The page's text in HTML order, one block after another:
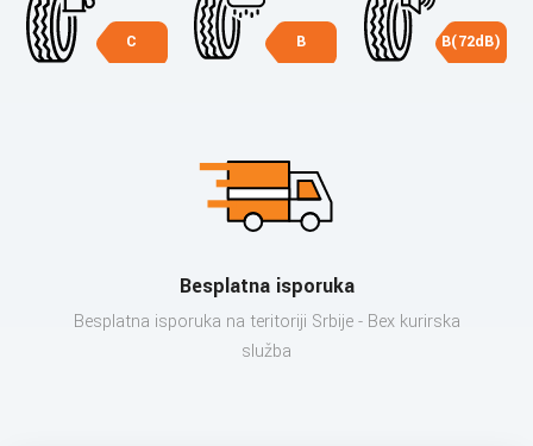
C B B(72dB)
Besplatna isporuka
Besplatna isporuka na teritoriji Srbije - Bex kurirska
služba